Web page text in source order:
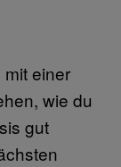
einer
wie du
gut